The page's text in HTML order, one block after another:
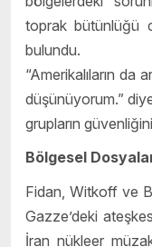
toprak bütünlüğü
bulundu.
“Amerikalıların
düşünüyorum.”
grupların
Bölgesel
Fidan, Witkoff ve
Gazze’deki
İran nükleer